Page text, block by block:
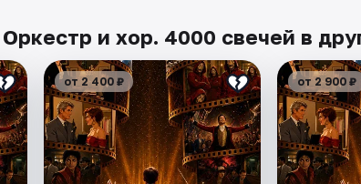
и хор. 4000 свечей в
от 2 400 ₽ от 2 900 ₽